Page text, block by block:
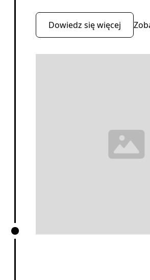
Dowiedz się więcej